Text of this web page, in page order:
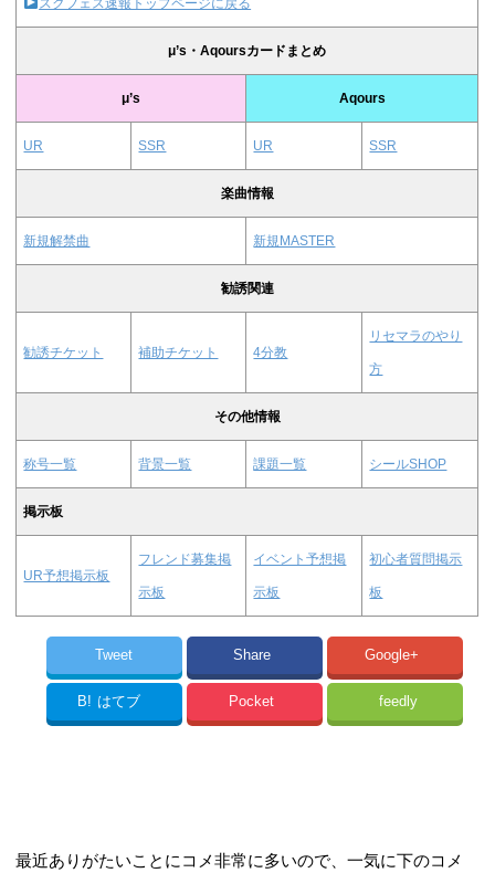
スクフェス速報トップページに戻る
μ’s・Aqoursカードまとめ
μ’s Aqours
UR SSR UR SSR
楽曲情報
新規解禁曲 新規MASTER
勧誘関連
勧誘チケット 補助チケット 4分教
リセマラのやり
方
その他情報
称号一覧 背景一覧 課題一覧 シールSHOP
掲示板
UR予想掲示板
フレンド募集掲
示板
イベント予想掲
示板
初心者質問掲示
板
Tweet Share Google+
B! はてブ Pocket feedly
最近ありがたいことにコメ非常に多いので、一気に下のコメ